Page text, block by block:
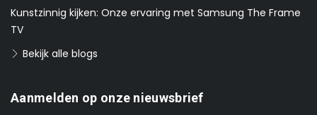
Kunstzinnig kijken: Onze ervaring met Samsung The Frame
TV
Bekijk alle blogs
Aanmelden op onze nieuwsbrief